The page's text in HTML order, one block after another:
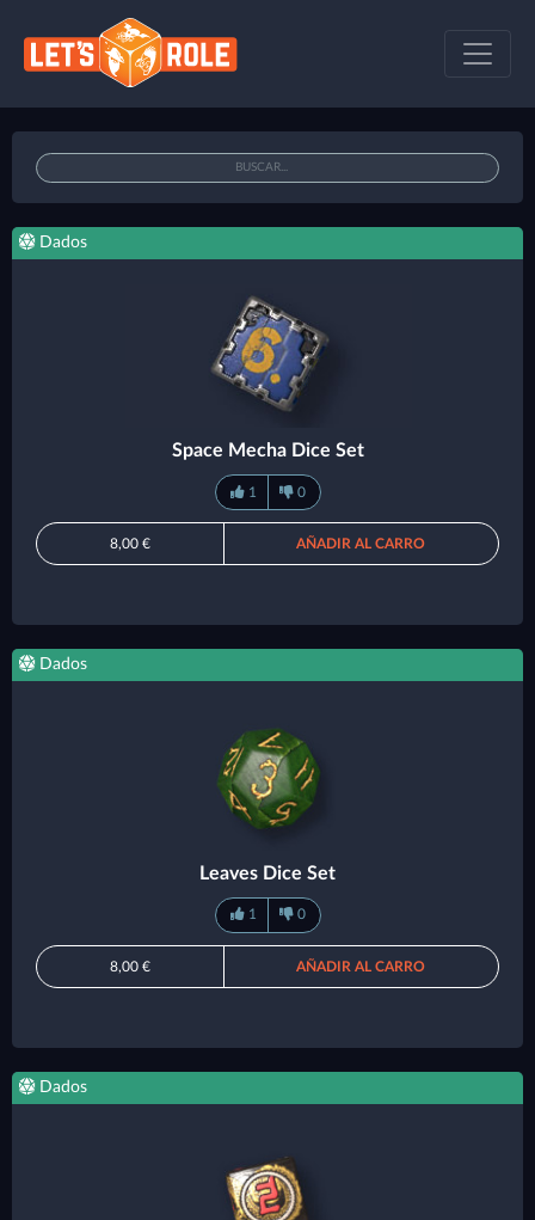
Dados
Space Mecha Dice Set
1 0
8,00 € AÑADIR AL CARRO
Dados
Leaves Dice Set
1 0
8,00 € AÑADIR AL CARRO
Dados